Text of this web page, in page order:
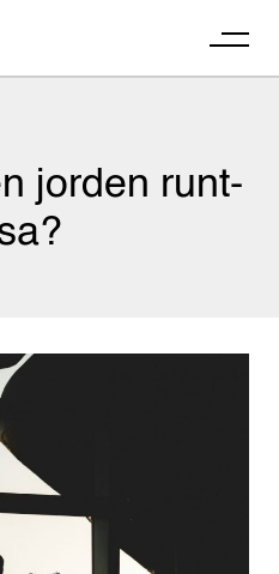
jorden runt-